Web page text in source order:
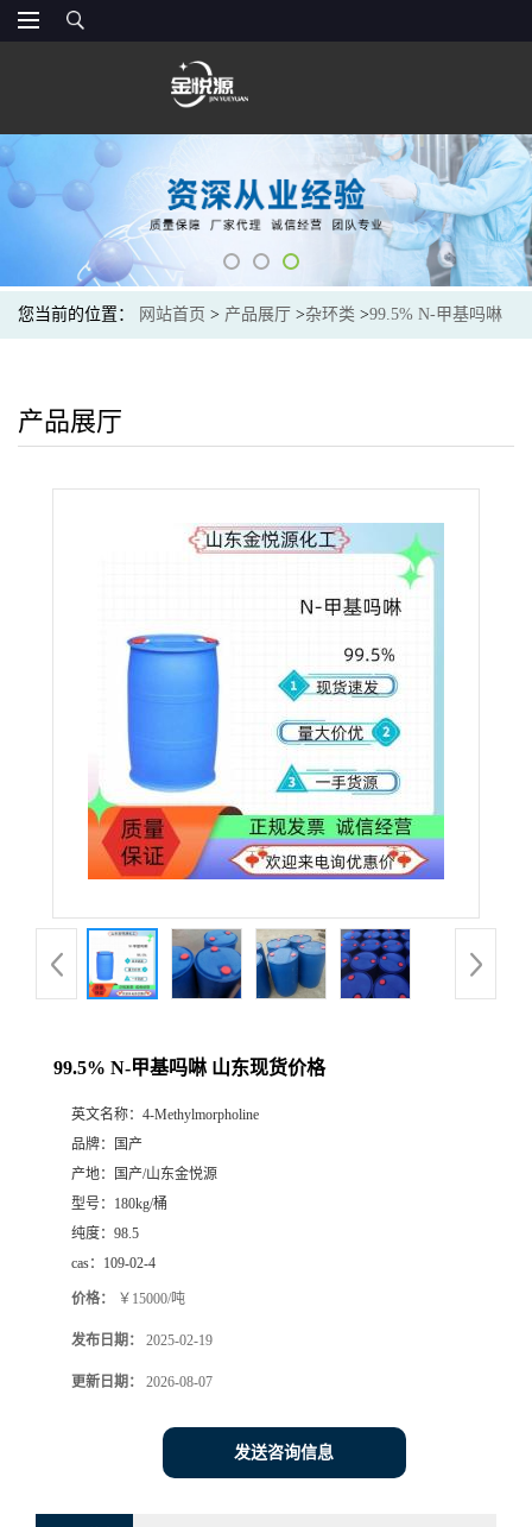
您当前的位置： 网站首页 > 产品展厅 >杂环类 >99.5% N-甲基吗啉
产品展厅
99.5% N-甲基吗啉 山东现货价格
英文名称： 4-Methylmorpholine
品牌：
国产
产地：
国产/山东金悦源
型号： 180kg/桶
纯度： 98.5
cas： 109-02-4
价格： ￥15000/吨
发布日期： 2025-02-19
更新日期： 2026-08-07
发送咨询信息